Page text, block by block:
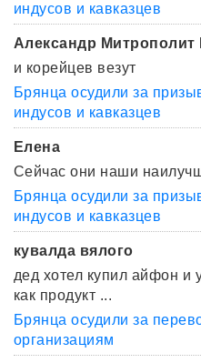
индусов и кавказцев
Александр Митрополит
и корейцев везут
Брянца осудили за
индусов и кавказцев
Елена
Сейчас они наши
Брянца осудили за
индусов и кавказцев
кувалда вялого
дед хотел купил айфон и
как продукт ...
Брянца осудили за
организациям